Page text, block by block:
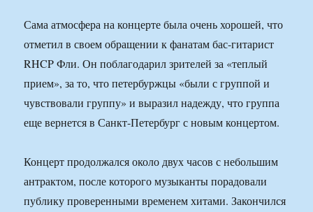
Сама атмосфера на концерте была очень хорошей, что
отметил в своем обращении к фанатам бас-гитарист
RHCP Фли. Он поблагодарил зрителей за «теплый
прием», за то, что петербуржцы «были с группой и
чувствовали группу» и выразил надежду, что группа
еще вернется в Санкт-Петербург с новым концертом.
Концерт продолжался около двух часов с небольшим
антрактом, после которого музыканты порадовали
публику проверенными временем хитами. Закончился